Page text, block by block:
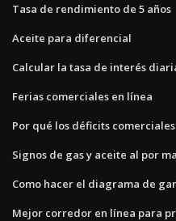
Tasa de rendimiento de 5 años
Aceite para diferencial
Calcular la tasa de interés
Ferias comerciales en línea
Por qué los déficits
Signos de gas y aceite al por
Como hacer el diagrama de
Mejor corredor en línea para